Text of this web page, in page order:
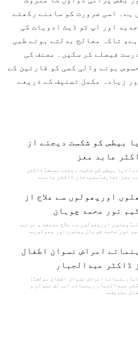
ہے۔ اسی ضرورت کو سامنے رکھتے
اور اپ ٹو ڈیٹ ادویات کی
تاکہ معالج بدلتے ہوئے طبی
فیصلے کر سکیں۔ مصنف کی
ہونے والی کمی کو قارئین کے
زیادہ مکمل تصنیف کے ذریعے
بیطس کو شکست دیجئے از
عابد معز
: ذیا بیطس کو شکست دیجئے مصنف: ڈاکٹر
معز تعارف: سعیدخان ڈاکٹر عابد…
اورپھولوں سے علاج از
نور محمد چوہان
پھلوں اورپھولوں سے علاج مصنفه و مرتبه
نور محمد چوہان پھلوں اور پھولوں…
امراض نسوان اطفال
ڈاکٹر عبدالجبار
رہنمائے امراض نسوان اطفال مولف: :
عبدالجبار رہنمائے امراضِ نسواں و
معروف…